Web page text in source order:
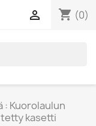
shopping_cart (0)

: Kuorolaulun
kasetti